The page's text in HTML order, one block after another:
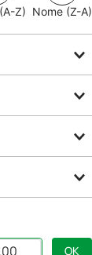
Z) Nome (Z-A)
Barbear